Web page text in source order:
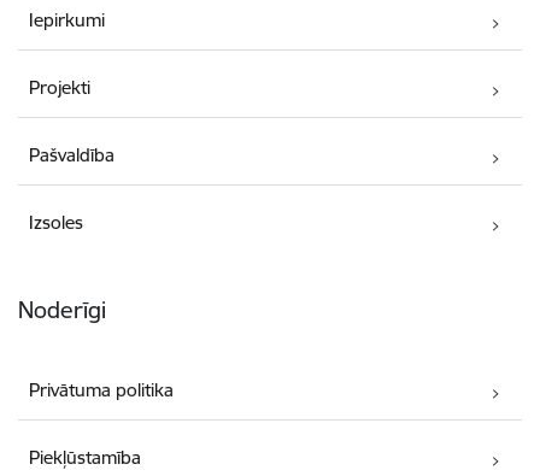
Iepirkumi
Projekti
Pašvaldība
Izsoles
Noderīgi
Privātuma politika
Piekļūstamība